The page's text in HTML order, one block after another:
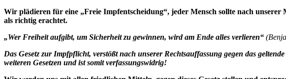
Wir plädieren für eine „Freie Impfentscheidung“, jeder Mensch sollte nach
als richtig erachtet.
„Wer Freiheit aufgibt, um Sicherheit zu gewinnen, wird am Ende alles verlieren“
Das Gesetz zur Impfpflicht, verstößt nach unserer Rechtsauffassung gegen das
weiteren Gesetzen und ist somit verfassungswidrig!